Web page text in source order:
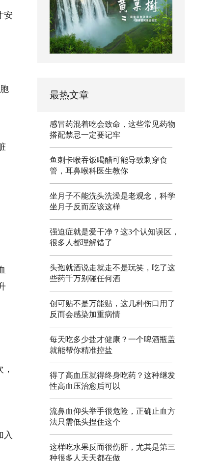
安
入
最热文章
感冒药混着吃会致命，这些常见药物
搭配禁忌一定要记牢
鱼刺卡喉吞饭喝醋可能导致刺穿食
管，耳鼻喉科医生教你
坐月子不能洗头洗澡是老观念，科学
坐月子反而应该这样
强迫症就是爱干净？这3个认知误区，
很多人都理解错了
头孢就酒说走就走不是玩笑，吃了这
些药千万别碰任何酒
创可贴不是万能贴，这几种伤口用了
反而会感染加重病情
每天吃多少盐才健康？一个啤酒瓶盖
就能帮你精准控盐
得了高血压就得终身吃药？这种继发
性高血压治愈后可以
流鼻血仰头举手很危险，正确止血方
法只需低头捏住这个
这样吃水果反而很伤肝，尤其是第三
种很多人天天都在做